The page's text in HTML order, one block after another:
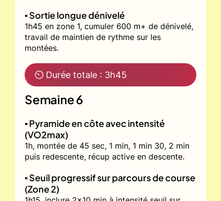
▪️ Sortie longue dénivelé
1h45 en zone 1, cumuler 600 m+ de dénivelé,
travail de maintien de rythme sur les
montées.
⏲ Durée totale : 3h45
Semaine 6
▪️ Pyramide en côte avec intensité
(VO2max)
1h, montée de 45 sec, 1 min, 1 min 30, 2 min
puis redescente, récup active en descente.
▪️ Seuil progressif sur parcours de course
(Zone 2)